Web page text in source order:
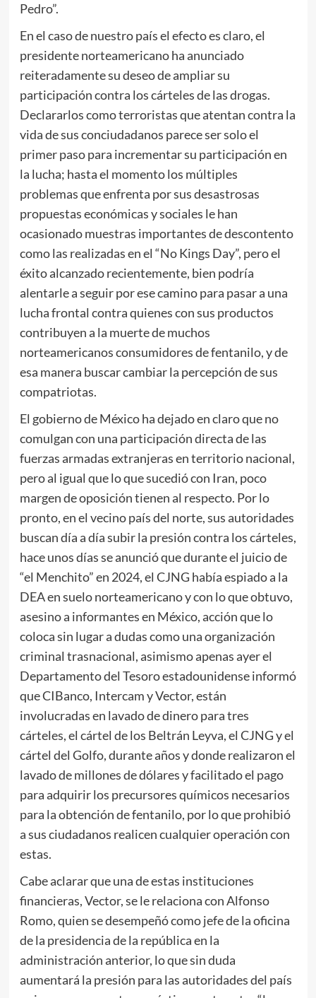
Pedro”.
En el caso de nuestro país el efecto es claro, el
presidente norteamericano ha anunciado
reiteradamente su deseo de ampliar su
participación contra los cárteles de las drogas.
Declararlos como terroristas que atentan contra la
vida de sus conciudadanos parece ser solo el
primer paso para incrementar su participación en
la lucha; hasta el momento los múltiples
problemas que enfrenta por sus desastrosas
propuestas económicas y sociales le han
ocasionado muestras importantes de descontento
como las realizadas en el “No Kings Day”, pero el
éxito alcanzado recientemente, bien podría
alentarle a seguir por ese camino para pasar a una
lucha frontal contra quienes con sus productos
contribuyen a la muerte de muchos
norteamericanos consumidores de fentanilo, y de
esa manera buscar cambiar la percepción de sus
compatriotas.
El gobierno de México ha dejado en claro que no
comulgan con una participación directa de las
fuerzas armadas extranjeras en territorio nacional,
pero al igual que lo que sucedió con Iran, poco
margen de oposición tienen al respecto. Por lo
pronto, en el vecino país del norte, sus autoridades
buscan día a día subir la presión contra los cárteles,
hace unos días se anunció que durante el juicio de
“el Menchito” en 2024, el CJNG había espiado a la
DEA en suelo norteamericano y con lo que obtuvo,
asesino a informantes en México, acción que lo
coloca sin lugar a dudas como una organización
criminal trasnacional, asimismo apenas ayer el
Departamento del Tesoro estadounidense informó
que CIBanco, Intercam y Vector, están
involucradas en lavado de dinero para tres
cárteles, el cártel de los Beltrán Leyva, el CJNG y el
cártel del Golfo, durante años y donde realizaron el
lavado de millones de dólares y facilitado el pago
para adquirir los precursores químicos necesarios
para la obtención de fentanilo, por lo que prohibió
a sus ciudadanos realicen cualquier operación con
estas.
Cabe aclarar que una de estas instituciones
financieras, Vector, se le relaciona con Alfonso
Romo, quien se desempeñó como jefe de la oficina
de la presidencia de la república en la
administración anterior, lo que sin duda
aumentará la presión para las autoridades del país